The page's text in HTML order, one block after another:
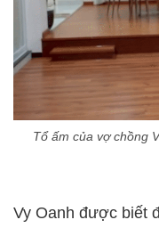
Tổ ấm của vợ chồng
Vy Oanh được biết